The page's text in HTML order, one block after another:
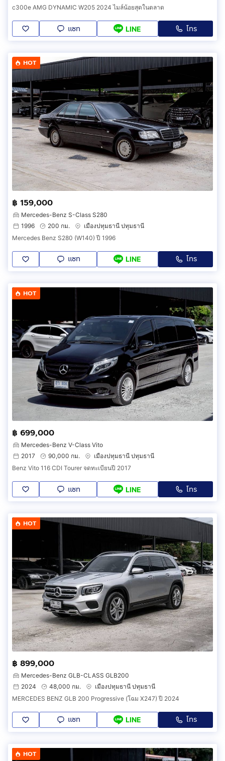
c300e AMG DYNAMIC W205 2024 ไมล์น้อยสุดในตลาด
แชท LINE โทร
HOT
฿ 159,000
Mercedes-Benz S-Class S280
1996
200 กม.
เมืองปทุมธานี ปทุมธานี
Mercedes Benz S280 (W140) ปี 1996
แชท LINE โทร
HOT
฿ 699,000
Mercedes-Benz V-Class Vito
2017
90,000 กม.
เมืองปทุมธานี ปทุมธานี
Benz Vito 116 CDI Tourer จดทะเบียนปี 2017
แชท LINE โทร
HOT
฿ 899,000
Mercedes-Benz GLB-CLASS GLB200
2024
48,000 กม.
เมืองปทุมธานี ปทุมธานี
MERCEDES BENZ GLB 200 Progressive (โฉม X247) ปี 2024
แชท LINE โทร
HOT